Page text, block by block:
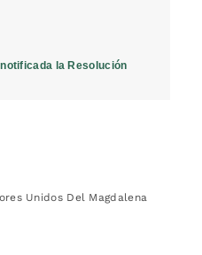
la Resolución
Unidos Del Magdalena